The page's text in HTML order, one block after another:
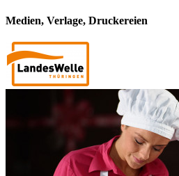
Medien, Verlage, Druckereien